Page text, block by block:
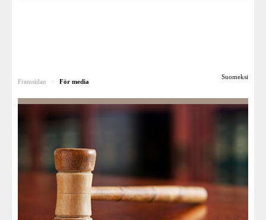
För pensionsanstalterna
Länkar
Suomeksi
Framsidan > För media